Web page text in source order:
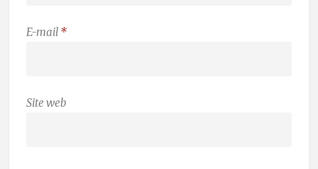
E-mail *
Site web